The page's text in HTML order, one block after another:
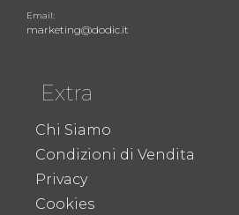
Email:
marketing@dodic.it
Extra
Chi Siamo
Condizioni di Vendita
Privacy
Cookies